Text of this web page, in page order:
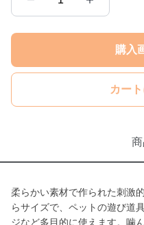
購入
カー
柔らかい素材で作られた刺激
らサイズで、ペットの遊び道
ジなど多目的に使えます。噛